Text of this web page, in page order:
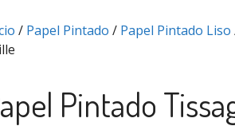
/ Papel Pintado / Papel Pintado Liso
Pintado